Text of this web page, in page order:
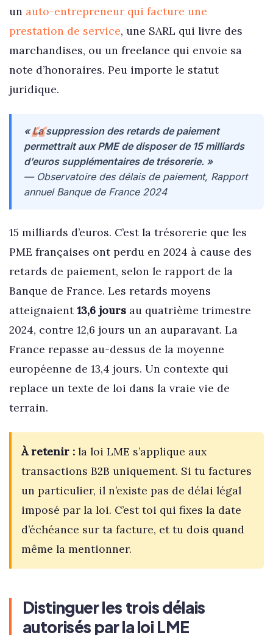
un auto-entrepreneur qui facture une
prestation de service, une SARL qui livre des
marchandises, ou un freelance qui envoie sa
note d’honoraires. Peu importe le statut
juridique.
« La suppression des retards de paiement
permettrait aux PME de disposer de 15 milliards
d’euros supplémentaires de trésorerie. »
— Observatoire des délais de paiement, Rapport
annuel Banque de France 2024
15 milliards d’euros. C’est la trésorerie que les
PME françaises ont perdu en 2024 à cause des
retards de paiement, selon le rapport de la
Banque de France. Les retards moyens
atteignaient 13,6 joursau quatrième trimestre
2024, contre 12,6 jours un an auparavant. La
France repasse au-dessus de la moyenne
européenne de 13,4 jours. Un contexte qui
replace un texte de loi dans la vraie vie de
terrain.
À retenir :la loi LME s’applique aux
transactions B2B uniquement. Si tu factures
un particulier, il n’existe pas de délai légal
imposé par la loi. C’est toi qui fixes la date
d’échéance sur ta facture, et tu dois quand
même la mentionner.
Distinguer les trois délais
autorisés par la loi LME